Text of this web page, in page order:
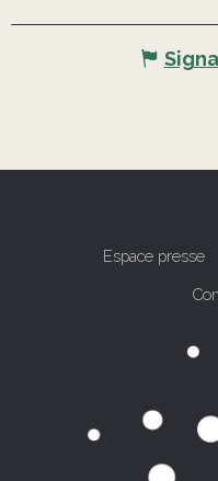
Espace presse